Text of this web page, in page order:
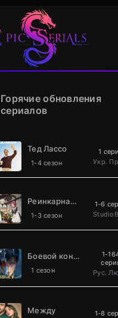
Горячие обновления
сериалов
Тед Лассо
1-4 сезон
1
Реинкарнация безработного
1-3 сезон
1-6
Боевой континент 2: Непревзойдённый клан Та
1 сезон
1-
Между
1-8